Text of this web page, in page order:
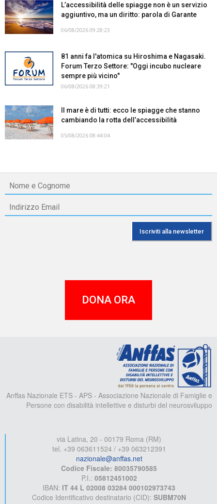
L’accessibilità delle spiagge non è un servizio
aggiuntivo, ma un diritto: parola di Garante
06/08/2026 09:28:23
81 anni fa l'atomica su Hiroshima e Nagasaki.
Forum Terzo Settore: "Oggi incubo nucleare
sempre più vicino"
06/08/2026 08:39:21
Il mare è di tutti: ecco le spiagge che stanno
cambiando la rotta dell’accessibilità
05/08/2026 08:44:04
DONA ORA
Anffas Nazionale ETS - APS - Associazione Nazionale di Famiglie e
Persone con disabilità intellettive e disturbi del neurosviluppo
via Latina, 20 - 00179 Roma (RM)
tel. +39 063611524 / +39 063212391
nazionale@anffas.net
Codice Fiscale: 80035790585
P.I.: 05812451002
IBAN: IT 44 L 02008 03284 000102973743
Codice Identificativo destinatario (CID): SUBM70N